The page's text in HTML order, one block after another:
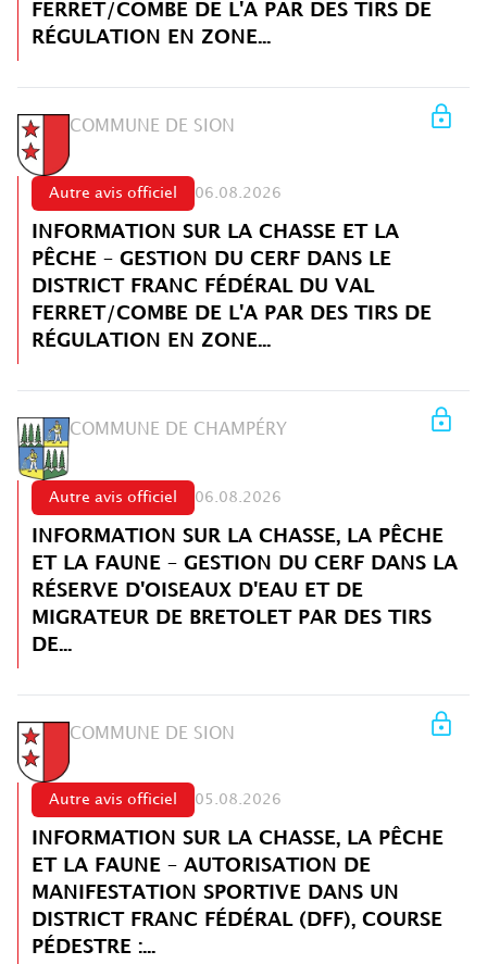
FERRET/COMBE DE L'A PAR DES TIRS DE
RÉGULATION EN ZONE...
COMMUNE DE SION
Autre avis officiel 06.08.2026
INFORMATION SUR LA CHASSE ET LA
PÊCHE – GESTION DU CERF DANS LE
DISTRICT FRANC FÉDÉRAL DU VAL
FERRET/COMBE DE L'A PAR DES TIRS DE
RÉGULATION EN ZONE...
COMMUNE DE CHAMPÉRY
Autre avis officiel 06.08.2026
INFORMATION SUR LA CHASSE, LA PÊCHE
ET LA FAUNE – GESTION DU CERF DANS LA
RÉSERVE D'OISEAUX D'EAU ET DE
MIGRATEUR DE BRETOLET PAR DES TIRS
DE...
COMMUNE DE SION
Autre avis officiel 05.08.2026
INFORMATION SUR LA CHASSE, LA PÊCHE
ET LA FAUNE – AUTORISATION DE
MANIFESTATION SPORTIVE DANS UN
DISTRICT FRANC FÉDÉRAL (DFF), COURSE
PÉDESTRE :...